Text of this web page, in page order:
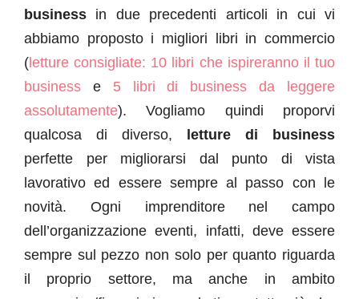
business in due precedenti articoli in cui vi
abbiamo proposto i migliori libri in commercio
( letture consigliate: 10 libri che ispireranno il tuo
business e 5 libri di business da leggere
assolutamente). Vogliamo quindi proporvi
qualcosa di diverso, letture di business
perfette per migliorarsi dal punto di vista
lavorativo ed essere sempre al passo con le
novità. Ogni imprenditore nel campo
dell’organizzazione eventi, infatti, deve essere
sempre sul pezzo non solo per quanto riguarda
il proprio settore, ma anche in ambito